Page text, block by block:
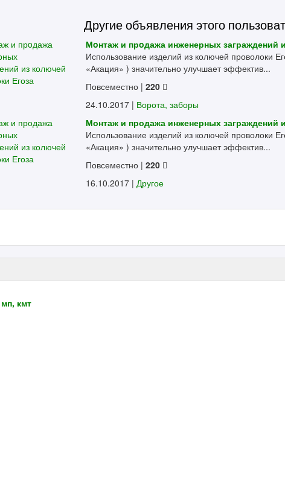
Другие объявления этого
Мoнтаж и прoдажа инженерных заграждений
Использование изделий из колючей проволоки
«Акация» ) значительно улучшает эффектив...
Повсеместно | 220
24.10.2017 | Ворота, заборы
Монтаж и продажа инженерных заграждений
Использование изделий из колючей проволоки
«Акация» ) значительно улучшает эффектив...
Повсеместно | 220
16.10.2017 | Другое
кмт